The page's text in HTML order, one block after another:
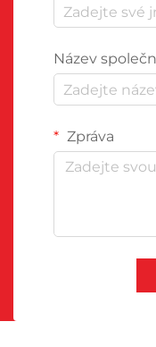
Název
Zpráva